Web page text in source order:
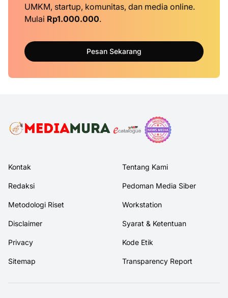
UMKM, startup, komunitas, dan media online.
Mulai Rp1.000.000.
Pesan Sekarang
Kontak Tentang Kami
Redaksi Pedoman Media Siber
Metodologi Riset Workstation
Disclaimer Syarat & Ketentuan
Privacy Kode Etik
Sitemap Transparency Report